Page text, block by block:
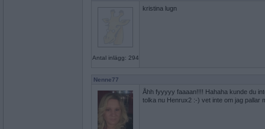
Antal inlägg: 294
kristina lugn
Nenne77
Åhh fyyyyy faaaan!!!! Hahaha kunde du
tolka nu Henrux2 :-) vet inte om jag pallar